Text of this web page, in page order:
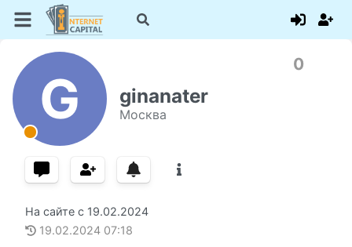
G ginanater
Москва
0
На сайте с 19.02.2024
19.02.2024 07:18